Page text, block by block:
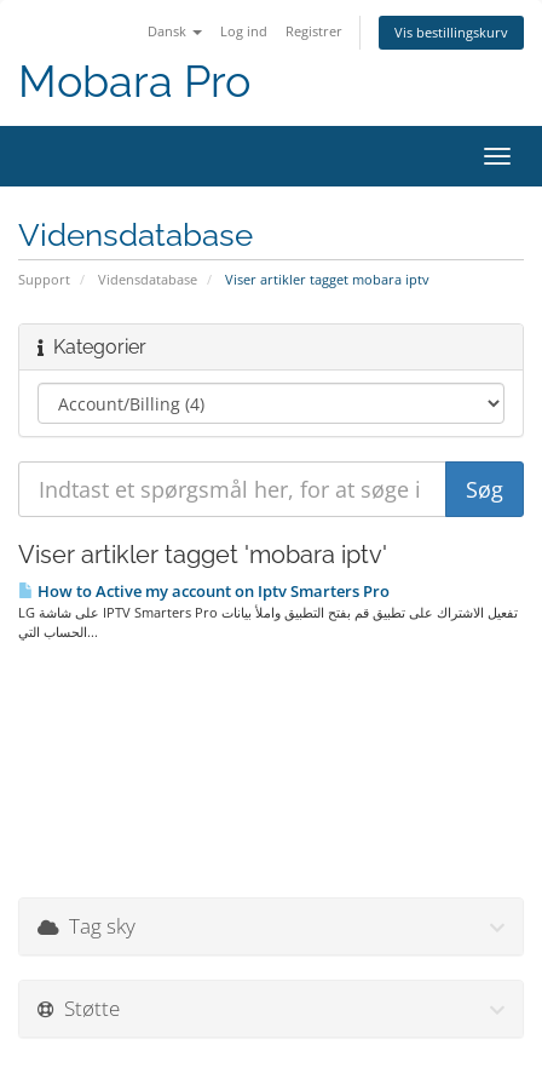
Dansk Log ind Registrer Vis bestillingskurv
Mobara Pro
Skift
Vidensdatabase
Support Vidensdatabase Viser artikler tagget mobara iptv
Kategorier
Viser artikler tagget 'mobara iptv'
How to Active my account on Iptv Smarters Pro
LG على شاشة IPTV Smarters Pro تفعيل الاشتراك على تطبيق قم بفتح التطبيق واملأ بيانات
الحساب التي...
Tag sky
Støtte